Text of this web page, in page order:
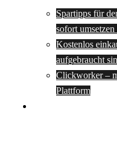
Spartipps für
sofort umsetzen
Kostenlos
aufgebraucht
Clickworker –
Plattform